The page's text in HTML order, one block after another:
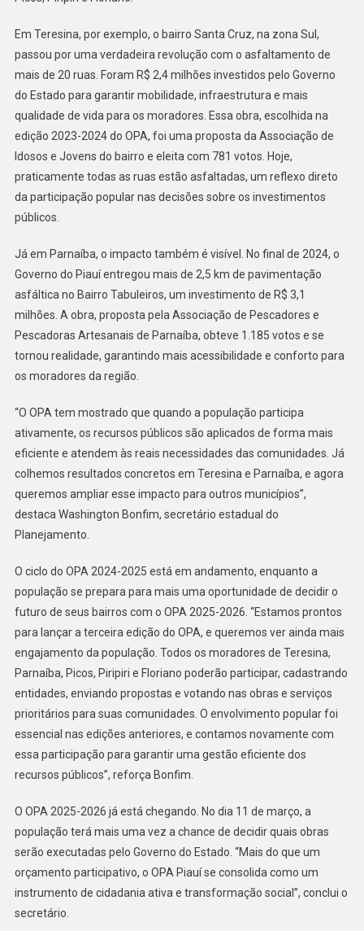
Em Teresina, por exemplo, o bairro Santa Cruz, na zona Sul,
passou por uma verdadeira revolução com o asfaltamento de
mais de 20 ruas. Foram R$ 2,4 milhões investidos pelo Governo
do Estado para garantir mobilidade, infraestrutura e mais
qualidade de vida para os moradores. Essa obra, escolhida na
edição 2023-2024 do OPA, foi uma proposta da Associação de
Idosos e Jovens do bairro e eleita com 781 votos. Hoje,
praticamente todas as ruas estão asfaltadas, um reflexo direto
da participação popular nas decisões sobre os investimentos
públicos.
Já em Parnaíba, o impacto também é visível. No final de 2024, o
Governo do Piauí entregou mais de 2,5 km de pavimentação
asfáltica no Bairro Tabuleiros, um investimento de R$ 3,1
milhões. A obra, proposta pela Associação de Pescadores e
Pescadoras Artesanais de Parnaíba, obteve 1.185 votos e se
tornou realidade, garantindo mais acessibilidade e conforto para
os moradores da região.
“O OPA tem mostrado que quando a população participa
ativamente, os recursos públicos são aplicados de forma mais
eficiente e atendem às reais necessidades das comunidades. Já
colhemos resultados concretos em Teresina e Parnaíba, e agora
queremos ampliar esse impacto para outros municípios”,
destaca Washington Bonfim, secretário estadual do
Planejamento.
O ciclo do OPA 2024-2025 está em andamento, enquanto a
população se prepara para mais uma oportunidade de decidir o
futuro de seus bairros com o OPA 2025-2026. “Estamos prontos
para lançar a terceira edição do OPA, e queremos ver ainda mais
engajamento da população. Todos os moradores de Teresina,
Parnaíba, Picos, Piripiri e Floriano poderão participar, cadastrando
entidades, enviando propostas e votando nas obras e serviços
prioritários para suas comunidades. O envolvimento popular foi
essencial nas edições anteriores, e contamos novamente com
essa participação para garantir uma gestão eficiente dos
recursos públicos”, reforça Bonfim.
O OPA 2025-2026 já está chegando. No dia 11 de março, a
população terá mais uma vez a chance de decidir quais obras
serão executadas pelo Governo do Estado. “Mais do que um
orçamento participativo, o OPA Piauí se consolida como um
instrumento de cidadania ativa e transformação social”, conclui o
secretário.